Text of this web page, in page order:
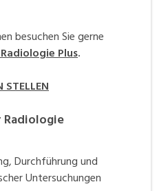
besuchen Sie gerne
Plus.
STELLEN
Durchführung und
Untersuchungen